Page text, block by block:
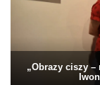
„Obrazy ciszy –